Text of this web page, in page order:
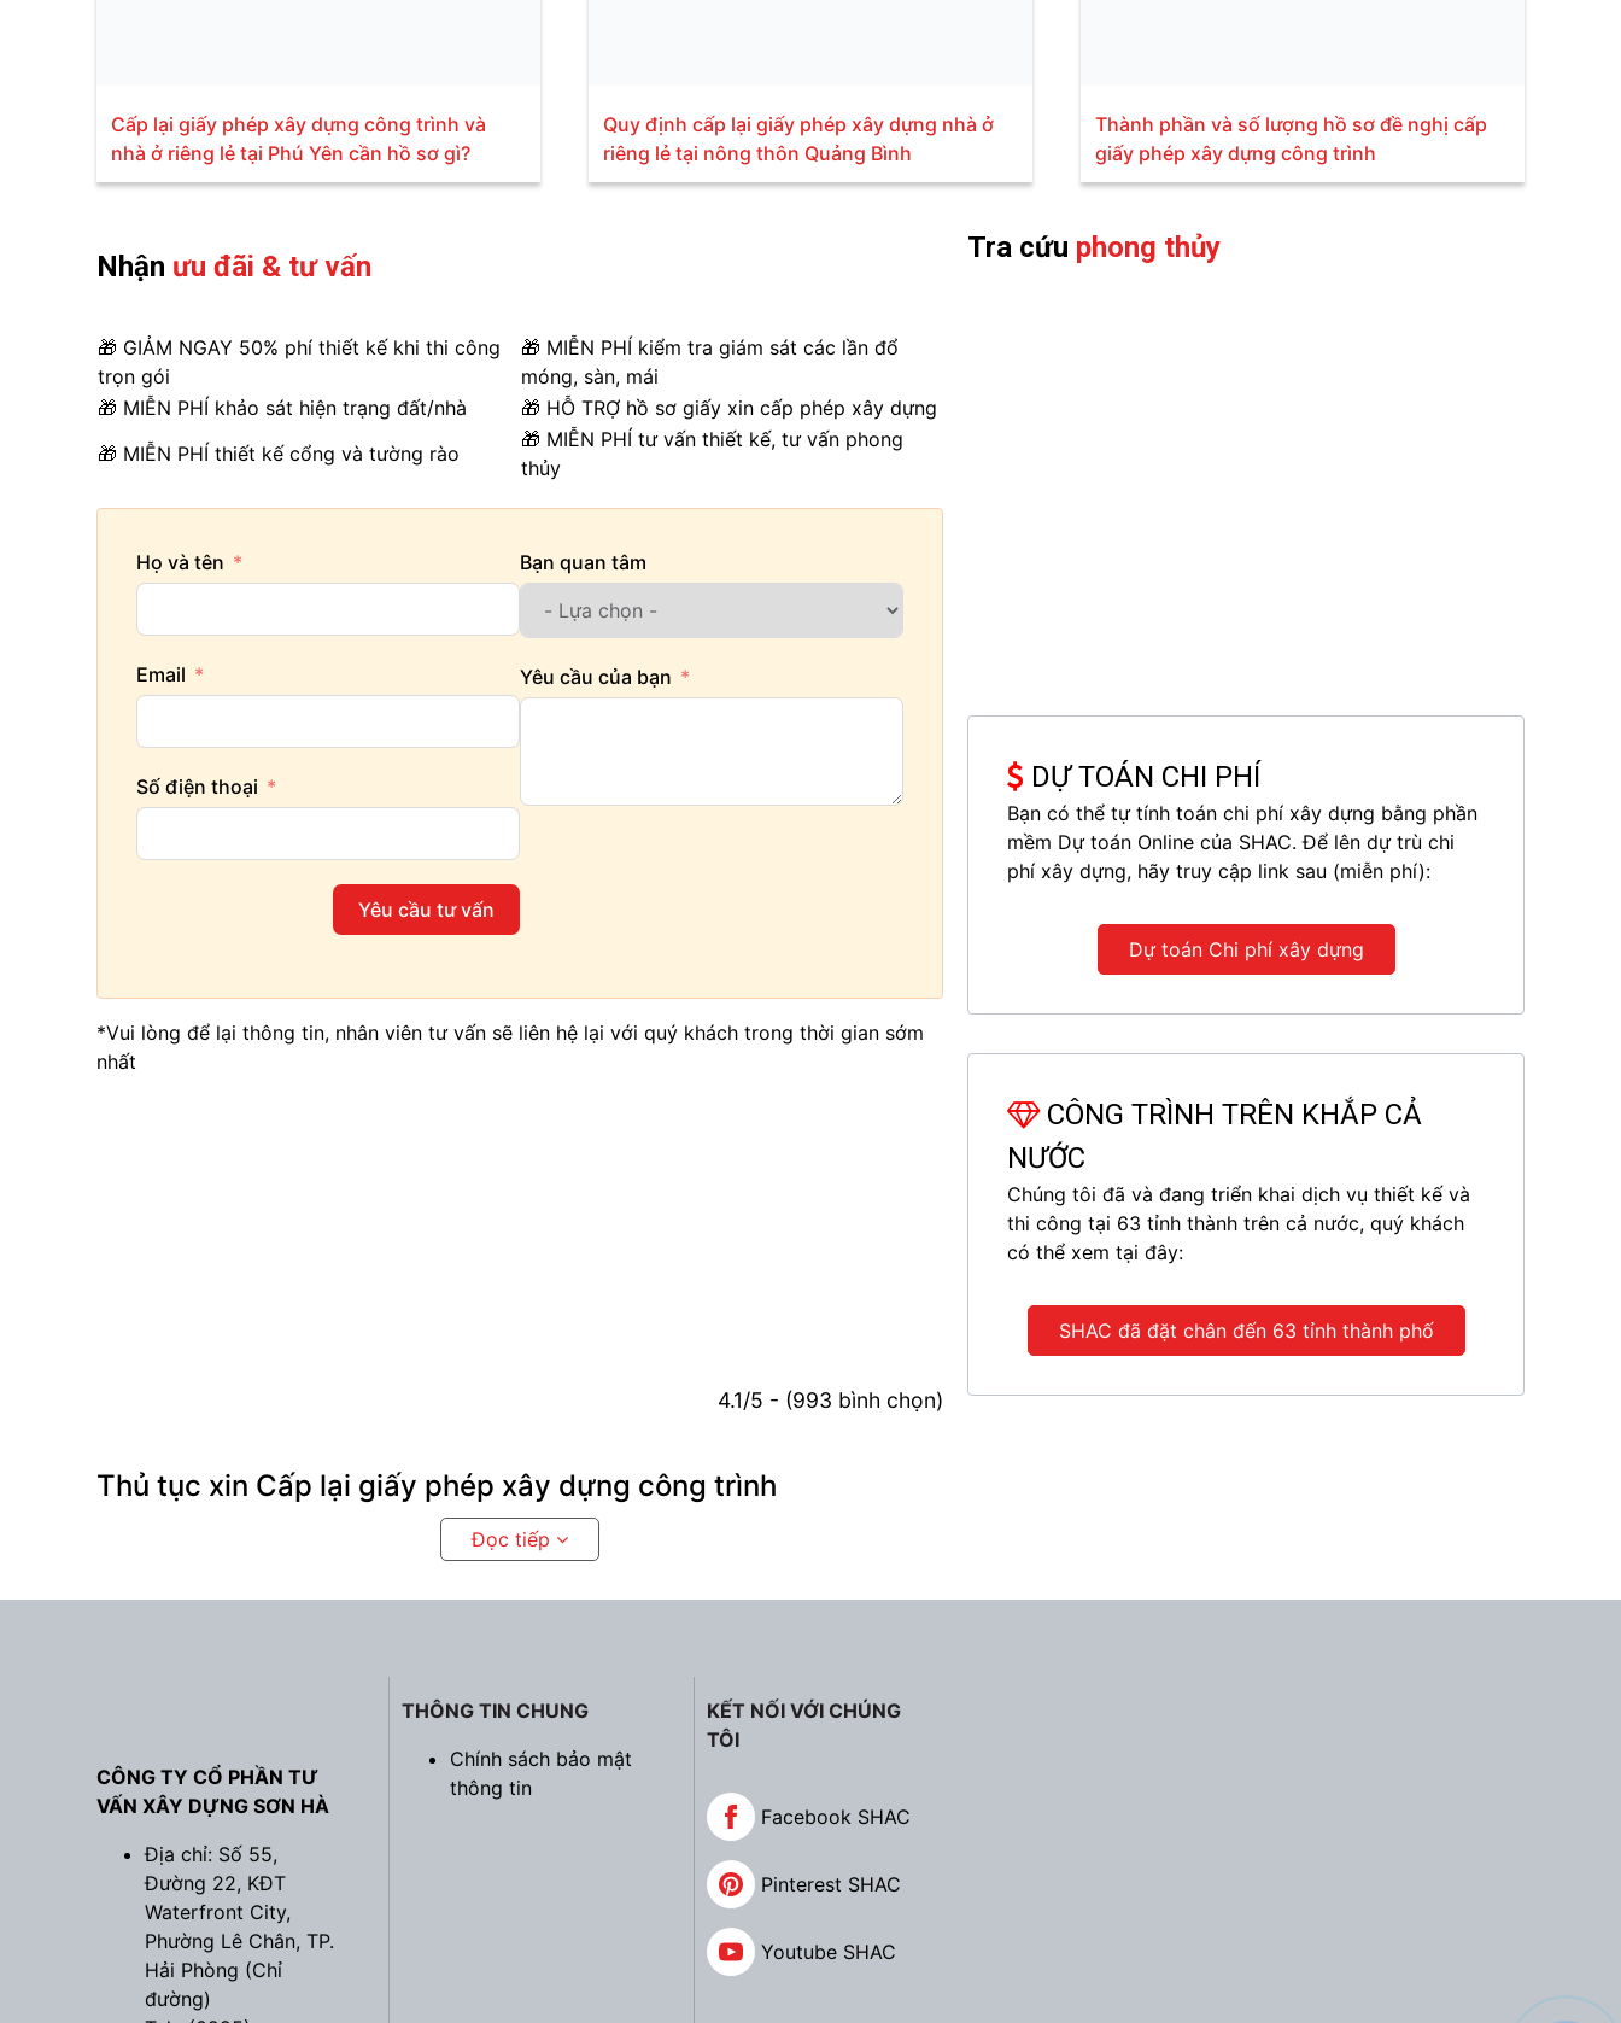
Cấp lại giấy phép xây dựng công trình và
nhà ở riêng lẻ tại Phú Yên cần hồ sơ gì?
Quy định cấp lại giấy phép xây dựng nhà ở
riêng lẻ tại nông thôn Quảng Bình
Thành phần và số lượng hồ sơ đề nghị cấp
giấy phép xây dựng công trình
Nhận ưu đãi & tư vấn
🎁 GIẢM NGAY 50% phí thiết kế khi thi công
trọn gói
🎁 MIỄN PHÍ kiểm tra giám sát các lần đổ
móng, sàn, mái
🎁 MIỄN PHÍ khảo sát hiện trạng đất/nhà
🎁 HỖ TRỢ hồ sơ giấy xin cấp phép xây dựng
🎁 MIỄN PHÍ thiết kế cổng và tường rào
🎁 MIỄN PHÍ tư vấn thiết kế, tư vấn phong
thủy
Họ và tên
Email
Số điện thoại
Yêu cầu tư vấn
Bạn quan tâm
Yêu cầu của bạn
*Vui lòng để lại thông tin, nhân viên tư vấn sẽ liên hệ lại với quý khách trong thời gian sớm
nhất
4.1/5 - (993 bình chọn)
Thủ tục xin Cấp lại giấy phép xây dựng công trình
Đọc tiếp
Tra cứu phong thủy
DỰ TOÁN CHI PHÍ
Bạn có thể tự tính toán chi phí xây dựng bằng phần
mềm Dự toán Online của SHAC. Để lên dự trù chi
phí xây dựng, hãy truy cập link sau (miễn phí):
Dự toán Chi phí xây dựng
CÔNG TRÌNH TRÊN KHẮP CẢ
NƯỚC
Chúng tôi đã và đang triển khai dịch vụ thiết kế và
thi công tại 63 tỉnh thành trên cả nước, quý khách
có thể xem tại đây:
SHAC đã đặt chân đến 63 tỉnh thành phố
CÔNG TY CỔ PHẦN TƯ
VẤN XÂY DỰNG SƠN HÀ
Địa chỉ: Số 55,
Đường 22, KĐT
Waterfront City,
Phường Lê Chân, TP.
Hải Phòng (Chỉ
đường)
THÔNG TIN CHUNG
Chính sách bảo mật
thông tin
KẾT NỐI VỚI CHÚNG
TÔI
Facebook SHAC
Pinterest SHAC
Youtube SHAC